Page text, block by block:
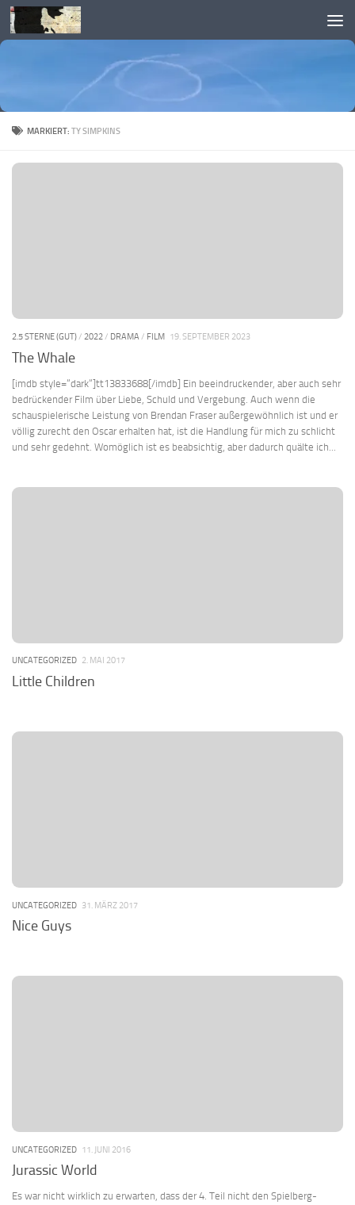
Skip to content
MARKIERT:TY SIMPKINS
2.5 STERNE (GUT)/ 2022/ DRAMA / FILM 19. SEPTEMBER 2023
The Whale
[imdb style=“dark“]tt13833688[/imdb] Ein beeindruckender, aber auch sehr
bedrückender Film über Liebe, Schuld und Vergebung. Auch wenn die
schauspielerische Leistung von Brendan Fraser außergewöhnlich ist und er
völlig zurecht den Oscar erhalten hat, ist die Handlung für mich zu schlicht
und sehr gedehnt. Womöglich ist es beabsichtig, aber dadurch quälte ich...
UNCATEGORIZED 2. MAI 2017
Little Children
UNCATEGORIZED 31. MÄRZ 2017
Nice Guys
UNCATEGORIZED 11. JUNI 2016
Jurassic World
Es war nicht wirklich zu erwarten, dass der 4. Teil nicht den Spielberg-